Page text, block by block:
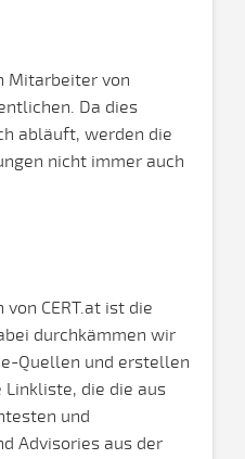
Mitarbeiter von
Da dies
abläuft, werden die
nicht immer auch
CERT.at ist die
durchkämmen wir
Quellen und erstellen
Linkliste, die die aus
und
Advisories aus der